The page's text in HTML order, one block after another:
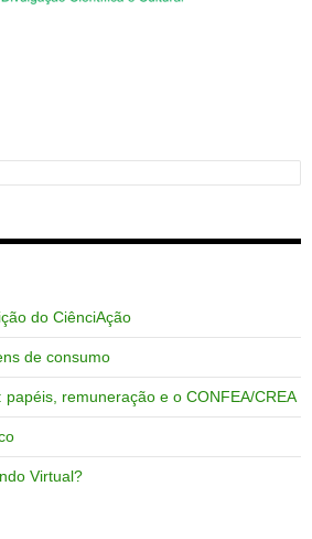
do CiênciAção
de consumo
remuneração e o CONFEA/CREA
Virtual?